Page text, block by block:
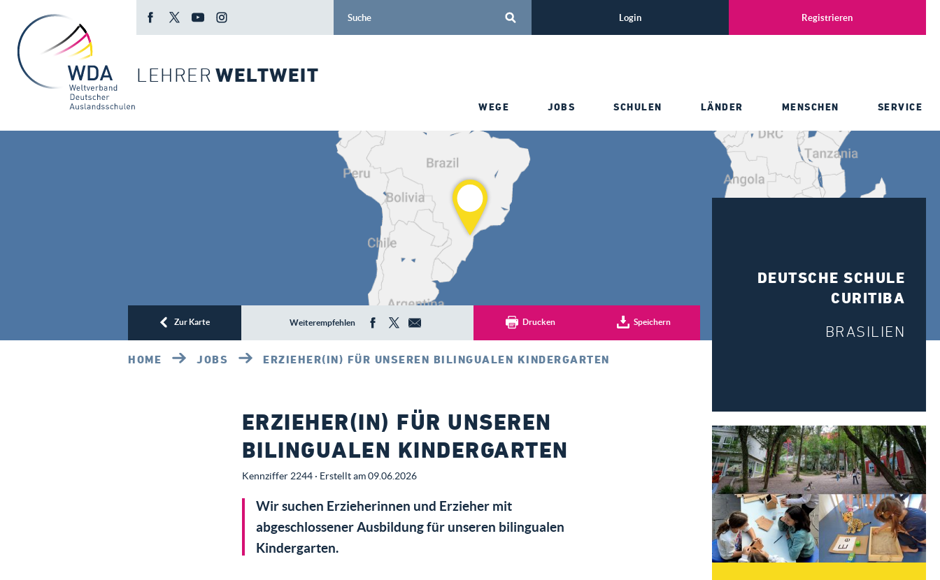
LEHRER WELTWEIT
Login Registrieren
WEGE JOBS SCHULEN LÄNDER MENSCHEN SERVICE
Zur Karte Weiterempfehlen Drucken Speichern
HOME JOBS ERZIEHER(IN) FÜR UNSEREN BILINGUALEN KINDERGARTEN
DEUTSCHE SCHULE
CURITIBA
BRASILIEN
ERZIEHER(IN) FÜR UNSEREN
BILINGUALEN KINDERGARTEN
Kennziffer 2244 · Erstellt am 09.06.2026
Wir suchen Erzieherinnen und Erzieher mit
abgeschlossener Ausbildung für unseren bilingualen
Kindergarten.